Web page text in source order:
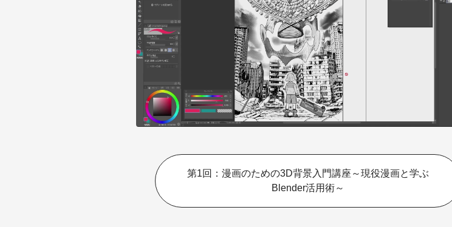
第1回：漫画のための3D背景入門講座～現役漫画と学ぶ
Blender活用術～